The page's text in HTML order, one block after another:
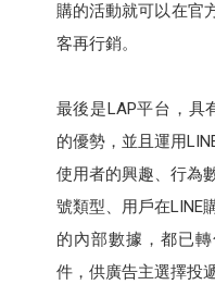
購的活動就可以在官
客再行銷。
最後是LAP平台，具
的優勢，並且運用
使用者的興趣、行為
號類型、用戶在LINE
的內部數據，都已
件，供廣告主選擇投